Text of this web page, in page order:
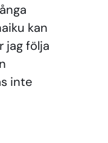
kan
jag följa
inte